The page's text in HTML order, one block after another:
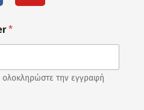
*
την εγγραφή